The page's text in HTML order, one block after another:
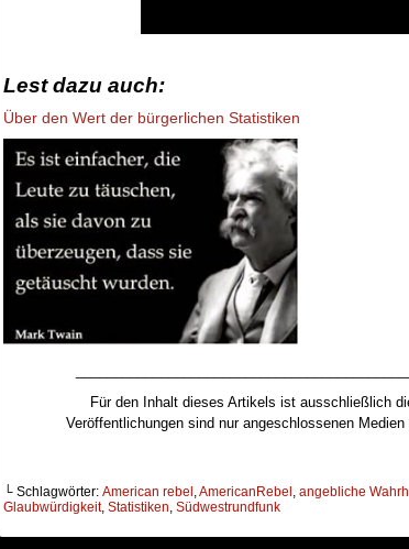
Lest dazu auch:
Über den Wert der bürgerlichen Statistiken
Für den Inhalt dieses Artikels ist ausschließlich
Veröffentlichungen sind nur angeschlossenen
└ Schlagwörter: American rebel AmericanRebel angebliche
Glaubwürdigkeit, Statistiken Südwestrundfunk